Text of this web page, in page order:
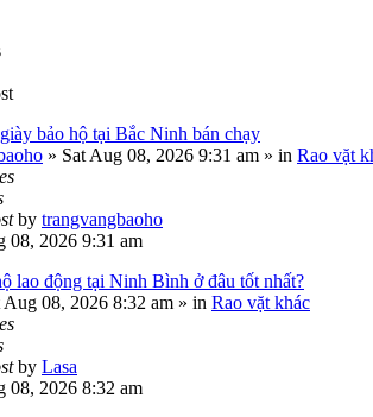
bảo hộ tại Bắc Ninh bán chạy
» Sat Aug 08, 2026 9:31 am » in Rao vặt
by trangvangbaoho
08, 2026 9:31 am
lao động tại Ninh Bình ở đâu tốt nhất?
Aug 08, 2026 8:32 am » in Rao vặt khác
by Lasa
08, 2026 8:32 am